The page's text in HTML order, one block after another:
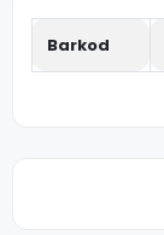
Barkod